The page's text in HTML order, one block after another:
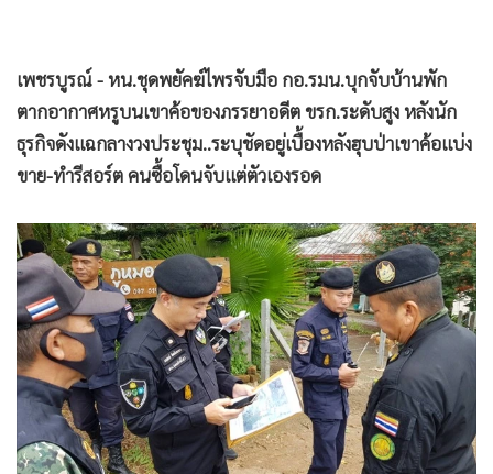
• ท่องเที่ยว
• กีฬา
• ต่างประเทศ
• Special Scoop
• เศรษฐกิจ-ธุรกิจ
• จีน
• ชุมชน-คุณภาพชีวิต
• อาชญากรรม
• Motoring
• เกม
• วิทยาศาสตร์
• SMEs
เพชรบูรณ์ - หน.ชุดพยัคฆ์ไพรจับมือ กอ.รมน.บุกจับบ้านพัก
ตากอากาศหรูบนเขาค้อของภรรยาอดีต ขรก.ระดับสูง หลังนัก
ธุรกิจดังแฉกลางวงประชุม..ระบุชัดอยู่เบื้องหลังฮุบป่าเขาค้อแบ่ง
ขาย-ทำรีสอร์ต คนซื้อโดนจับแต่ตัวเองรอด